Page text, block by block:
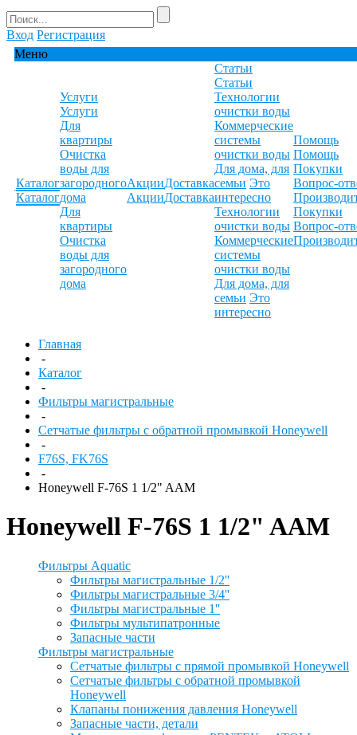
Вход Регистрация
Меню
Каталог
Каталог
Услуги
Услуги
Для
квартиры
Очистка
воды для
загородного
дома
Для
квартиры
Очистка
воды для
загородного
дома
Акции
Акции
Доставка
Доставка
Статьи
Статьи
Технологии
очистки воды
Коммерческие
системы
очистки воды
Для дома, для
семьи Это
интересно
Технологии
очистки воды
Коммерческие
системы
очистки воды
Для дома, для
семьи Это
интересно
Помощь
Помощь
Покупки
Вопрос-
Покупки
Вопрос-
Главная
-
Каталог
-
Фильтры магистральные
-
Сетчатые фильтры с обратной промывкой Honeywell
-
F76S, FK76S
-
Honeywell F-76S 1 1/2" AAM
Honeywell F-76S 1 1/2" AAM
Фильтры Aquatic
Фильтры магистральные 1/2''
Фильтры магистральные 3/4''
Фильтры магистральные 1''
Фильтры мультипатронные
Запасные части
Фильтры магистральные
Сетчатые фильтры с прямой промывкой Honeywell
Сетчатые фильтры с обратной промывкой
Honeywell
Клапаны понижения давления Honeywell
Запасные части, детали